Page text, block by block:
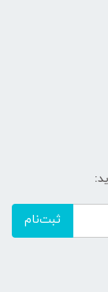
ثبت‌نام